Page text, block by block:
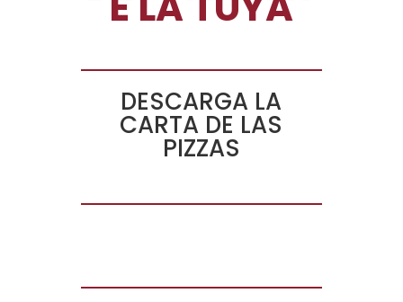
DESCARGA LA
CARTA DE LAS
PIZZAS